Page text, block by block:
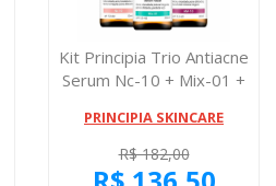
Kit Principia Trio Antiacne
Serum Nc-10 + Mix-01 +
PRINCIPIA SKINCARE
R$ 182,00